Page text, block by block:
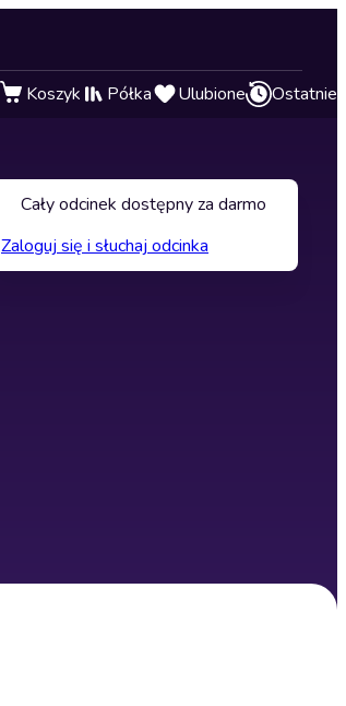
Koszyk Półka Ulubione Ostatnie
Cały odcinek dostępny za darmo
Zaloguj się i słuchaj odcinka